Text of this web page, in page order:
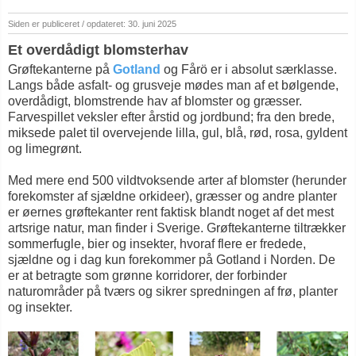
Siden er publiceret / opdateret: 30. juni 2025
Et overdådigt blomsterhav
Grøftekanterne på Gotland og Fårö er i absolut særklasse.
Langs både asfalt- og grusveje mødes man af et bølgende,
overdådigt, blomstrende hav af blomster og græsser.
Farvespillet veksler efter årstid og jordbund; fra den brede,
miksede palet til overvejende lilla, gul, blå, rød, rosa, gyldent
og limegrønt.
Med mere end 500 vildtvoksende arter af blomster (herunder
forekomster af sjældne orkideer), græsser og andre planter
er øernes grøftekanter rent faktisk blandt noget af det mest
artsrige natur, man finder i Sverige. Grøftekanterne tiltrækker
sommerfugle, bier og insekter, hvoraf flere er fredede,
sjældne og i dag kun forekommer på Gotland i Norden. De
er at betragte som grønne korridorer, der forbinder
naturområder på tværs og sikrer spredningen af frø, planter
og insekter.